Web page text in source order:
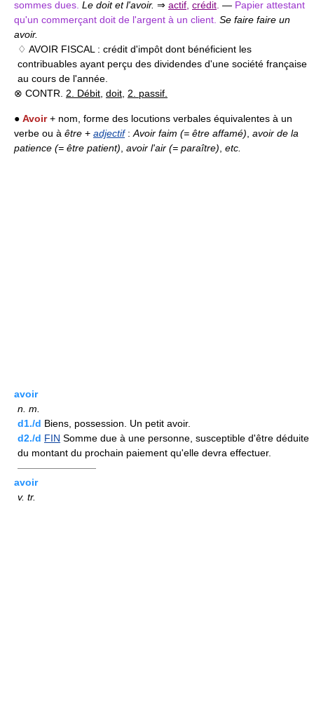
sommes dues. Le doit et l'avoir. ⇒ actif crédit — Papier attestant
qu'un commerçant doit de l'argent à un client. Se faire faire un
avoir.
♢ AVOIR FISCAL : crédit d'impôt dont bénéficient les
contribuables ayant perçu des dividendes d'une société française
au cours de l'année.
⊗ CONTR. 2. Débit doit 2. passif.
● Avoir+ nom, forme des locutions verbales équivalentes à un
verbe ou à être + adjectif: Avoir faim (= être affamé) avoir de la
patience (= être patient) avoir l'air (= paraître) etc.
avoir
n. m.
d1./d Biens, possession. Un petit avoir.
d2./d FIN Somme due à une personne, susceptible d'être déduite
du montant du prochain paiement qu'elle devra effectuer.
————————
avoir
v. tr.